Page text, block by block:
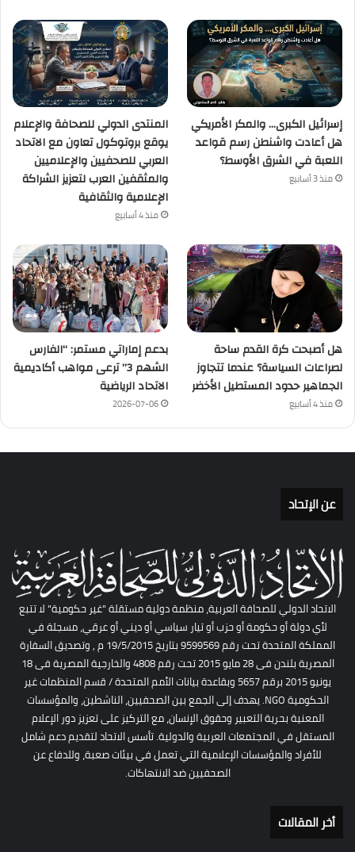
إسرائيل الكبرى… والمكر الأمريكي
هل أعادت واشنطن رسم قواعد
اللعبة في الشرق الأوسط؟
منذ 3 أسابيع
المنتدى الدولي للصحافة والإعلام
يوقع بروتوكول تعاون مع الاتحاد
العربي للصحفيين والإعلاميين
والمثقفين العرب لتعزيز الشراكة
الإعلامية والثقافية
منذ 4 أسابيع
هل أصبحت كرة القدم ساحة
لصراعات السياسة؟ عندما تتجاوز
الجماهير حدود المستطيل الأخضر
منذ 4 أسابيع
بدعم إماراتي مستمر: “الفارس
الشهم 3” ترعى مواهب أكاديمية
الاتحاد الرياضية
2026-07-06
عن الإتحاد
الاتحاد الدولي للصحافة العربية، منظمة دولية مستقلة "غير حكومية" لا تتبع
لأي دولة أو حكومة أو حزب أو تيار سياسي أو ديني أو عرقي، مسجلة في
المملكة المتحدة تحت رقم 9599569 بتاريخ 19/5/2015 م , وتصديق السفارة
المصرية بلندن فى 28 مايو 2015 تحت رقم 4808 والخارجية المصرية فى 18
يونيو 2015 برقم 5657 وبقاعدة بيانات الأمم المتحدة / قسم المنظمات غير
الحكومية NGO. يهدف إلى الجمع بين الصحفيين، الناشطين، والمؤسسات
المعنية بحرية التعبير وحقوق الإنسان، مع التركيز على تعزيز دور الإعلام
المستقل في المجتمعات العربية والدولية. تأسس الاتحاد لتقديم دعم شامل
للأفراد والمؤسسات الإعلامية التي تعمل في بيئات صعبة، وللدفاع عن
الصحفيين ضد الانتهاكات.
أخر المقالات